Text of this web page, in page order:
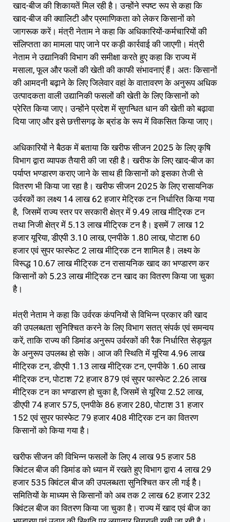
खाद-बीज की शिकायतें मिल रही है। उन्होंने स्पष्ट रूप से कहा कि
खाद-बीज की क्वालिटी और प्रमाणिकता को लेकर किसानों को
जागरूक करें। मंत्री नेताम ने कहा कि अधिकारियों-कर्मचारियों की
संलिप्तता का मामला पाए जाने पर कड़ी कार्रवाई की जाएगी। मंत्री
नेताम ने उद्यानिकी विभाग की समीक्षा करते हुए कहा कि राज्य में
मसाला, फूल और फलों की खेती की काफी संभावनाएं हैं। अतः किसानों
की आमदनी बढ़ाने के लिए जिलेवार वहां के वातावरण के अनुरूप अधिक
उत्पादकता वाली उद्यानिकी फसलों की खेती के लिए किसानों को
प्रेरित किया जाए। उन्होंने प्रदेश में सुगन्धित धान की खेती को बढ़ावा
दिया जाए और इसे छत्तीसगढ़ के ब्रांड के रूप में विकसित किया जाए।
अधिकारियों ने बैठक में बताया कि खरीफ सीजन 2025 के लिए कृषि
विभाग द्वारा व्यापक तैयारी की जा रही है। खरीफ के लिए खाद-बीज का
पर्याप्त भण्डारण कराए जाने के साथ ही किसानों को इसका तेजी से
वितरण भी किया जा रहा है। खरीफ सीजन 2025 के लिए रासायनिक
उर्वरकों का लक्ष्य 14 लाख 62 हजार मेट्रिक टन निर्धारित किया गया
है, जिसमें राज्य स्तर पर सरकारी क्षेत्र में 9.49 लाख मीट्रिक टन
तथा निजी क्षेत्र में 5.13 लाख मीट्रिक टन है। इसमें 7 लाख 12
हजार यूरिया, डीएपी 3.10 लाख, एनपीके 1.80 लाख, पोटाश 60
हजार एवं सुपर फास्फेट 2 लाख मीट्रिक टन शामिल है। लक्ष्य के
विरूद्ध 10.67 लाख मीट्रिक टन रासायनिक खाद का भण्डारण कर
किसानों को 5.23 लाख मीट्रिक टन खाद का वितरण किया जा चुका
है।
मंत्री नेताम ने कहा कि उर्वरक कंपनियों से विभिन्न प्रकार की खाद
की उपलब्धता सुनिश्चित करने के लिए विभाग सतत् संपर्क एवं समन्वय
करें, ताकि राज्य की डिमांड अनुरूप उर्वरकों की रैक निर्धारित सेड्यूल
के अनुरूप उपलब्ध हो सके। आज की स्थिति में यूरिया 4.96 लाख
मीट्रिक टन, डीएपी 1.13 लाख मीट्रिक टन, एनपीके 1.60 लाख
मीट्रिक टन, पोटाश 72 हजार 879 एवं सुपर फास्फेट 2.26 लाख
मीट्रिक टन का भण्डारण हो चुका है, जिसमें से यूरिया 2.52 लाख,
डीएपी 74 हजार 575, एनपीके 86 हजार 280, पोटाश 31 हजार
152 एवं सुपर फास्फेट 79 हजार 408 मीट्रिक टन का वितरण
किसानों को किया गया है।
खरीफ सीजन की विभिन्न फसलों के लिए 4 लाख 95 हजार 58
क्विंटल बीज की डिमांड को ध्यान में रखते हुए विभाग द्वारा 4 लाख 29
हजार 535 क्विंटल बीज की उपलब्धता सुनिश्चित कर ली गई हैै।
समितियों के माध्यम से किसानों को अब तक 2 लाख 62 हजार 232
क्विंटल बीज का वितरण किया जा चुका है। राज्य में खाद एवं बीज का